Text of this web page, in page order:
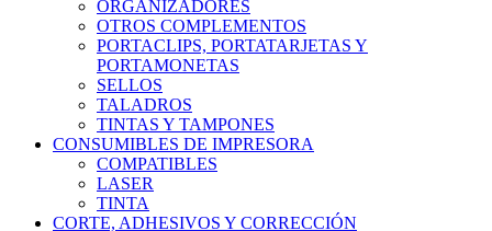
ORGANIZADORES
OTROS COMPLEMENTOS
PORTACLIPS, PORTATARJETAS Y
PORTAMONETAS
SELLOS
TALADROS
TINTAS Y TAMPONES
CONSUMIBLES DE IMPRESORA
COMPATIBLES
LASER
TINTA
CORTE, ADHESIVOS Y CORRECCIÓN